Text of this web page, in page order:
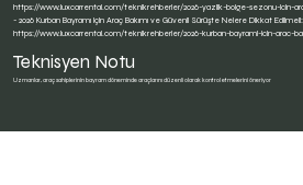
https://www.luxcarrental.com/teknikrehberler/2026-yazlik-bolge-sezonu-icin-
- 2026 Kurban Bayramı için Araç Bakımı ve Güvenli Sürüşte Nelere Dikkat Edilmeli:
https://www.luxcarrental.com/teknikrehberler/2026-kurban-bayrami-icin-arac-
Teknisyen Notu
Uzmanlar, araç sahiplerinin bayram döneminde araçlarını düzenli olarak kontrol etmelerini öneriyor